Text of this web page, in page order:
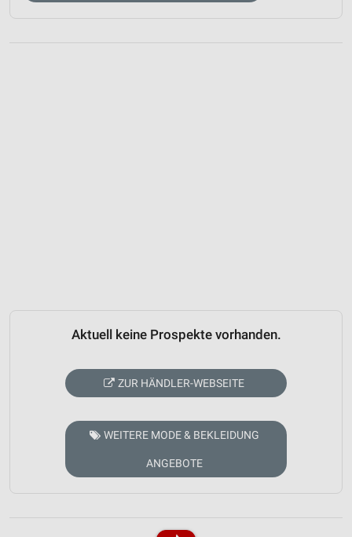
Aktuell keine Prospekte vorhanden.
ZUR HÄNDLER-WEBSEITE
WEITERE MODE & BEKLEIDUNG
ANGEBOTE